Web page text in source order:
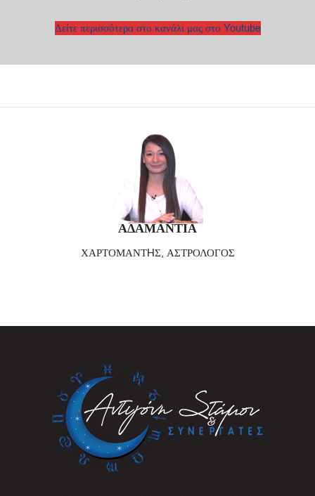
Δείτε περισσότερα στο κανάλι μας στο Youtube
ΑΔΑΜΑΝΤΙΑ
ΧΑΡΤΟΜΑΝΤHΣ, ΑΣΤΡΟΛΟΓΟΣ